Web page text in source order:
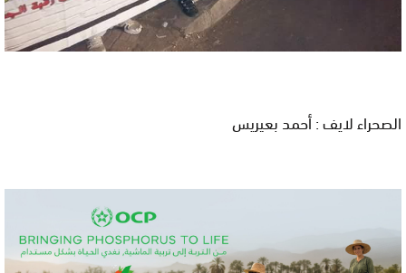
الصحراء لايف : أحمد بعيريس